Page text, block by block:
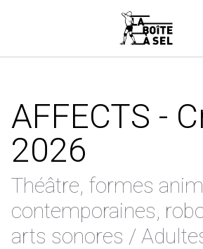
AFFECTS -
2026
Théâtre, formes
contemporaines,
arts sonores /